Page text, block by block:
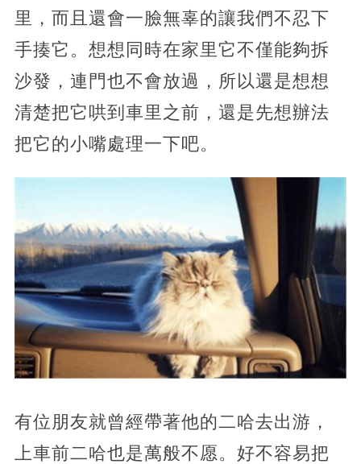
里，而且還會一臉無辜的讓我們不忍下
手揍它。想想同時在家里它不僅能夠拆
沙發，連門也不會放過，所以還是想想
清楚把它哄到車里之前，還是先想辦法
把它的小嘴處理一下吧。
有位朋友就曾經帶著他的二哈去出游，
上車前二哈也是萬般不愿。好不容易把